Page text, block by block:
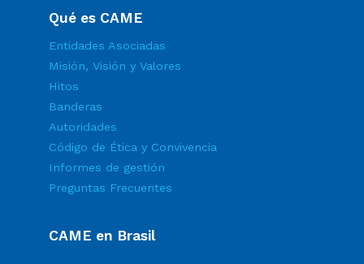
Qué es CAME
Entidades Asociadas
Misión, Visión y Valores
Hitos
Banderas
Autoridades
Código de Ética y Convivencia
Informes de gestión
Preguntas Frecuentes
CAME en Brasil